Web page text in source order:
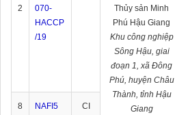
2
070-
HACCP
/19
Thủy sản Minh
Phú Hậu Giang
Khu công nghiệp
Sông Hậu, giai
đoạn 1, xã Đông
Phú, huyện Châu
Thành, tỉnh Hậu
Giang
8
NAFI5
CI